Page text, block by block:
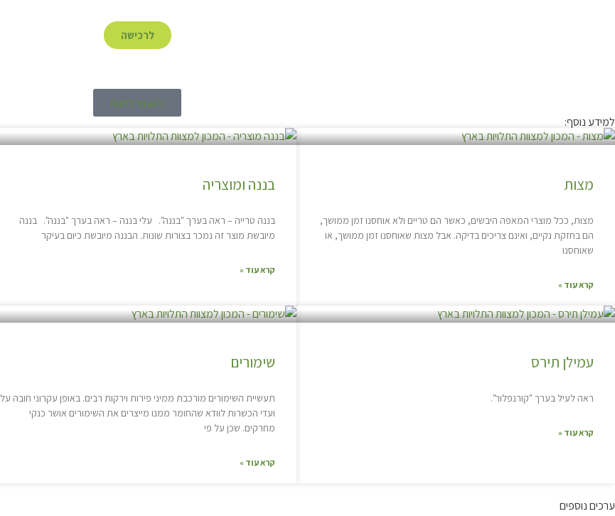
לרכישה
למעבר לחנות
למידע נוסף:
מצות
מצות, ככל מוצרי המאפה היבשים, כאשר הם טריים ולא אוחסנו זמן ממושך,
הם בחזקת נקיים, ואינם צריכים בדיקה. אבל מצות שאוחסנו זמן ממושך, או
שאוחסנו
קרא עוד »
בננה ומוצריה
בננה טרייה – ראה בערך "בננה". עלי בננה – ראה בערך "בננה". בננה
מיובשת מוצר זה נמכר בצורות שונות. הבננה מיובשת כיום בעיקר
קרא עוד »
עמילן תירס
ראה לעיל בערך "קורנפלור".
קרא עוד »
שימורים
תעשיית השימורים מורכבת ממיני פירות וירקות רבים. באופן עקרוני חובה על
ועדי הכשרות לוודא שהחומר ממנו מייצרים את השימורים אושר כנקי
מחרקים. שכן על פי
קרא עוד »
ערכים נוספים